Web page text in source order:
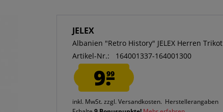
JELEX
Albanien "Retro History" JELEX Herren Trikot
Artikel-Nr.:
164001337-164001300
9.99
inkl. MwSt.zzgl. Versandkosten. Herstellerangaben